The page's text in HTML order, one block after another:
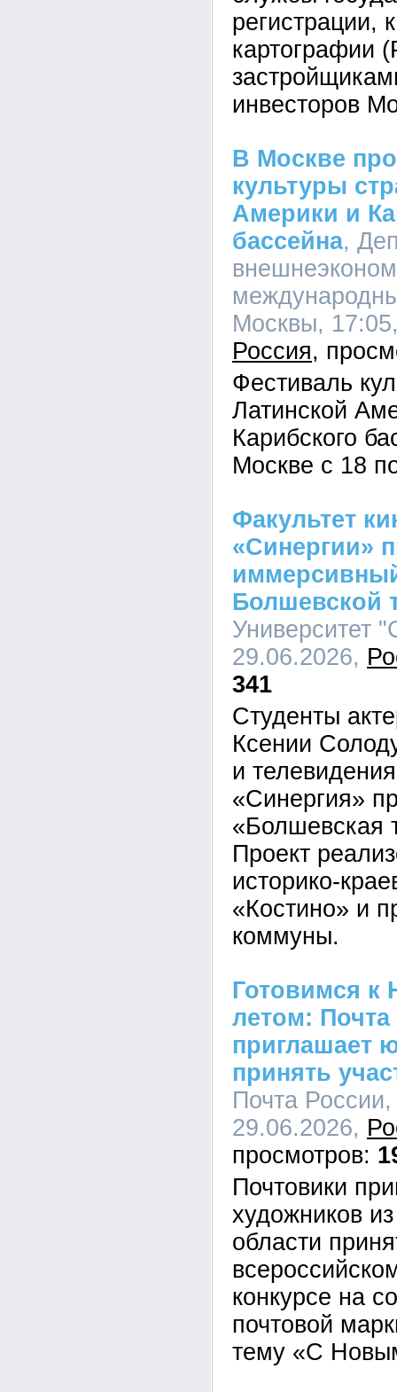
регистрации,
картографии
инвесторов
В Москве
культуры
Америки и
бассейна,
Москвы,
Россия
Фестиваль
Латинской
Карибского
Москве с 18
Факультет
«Синергии»
Болшевской
Университет
29.06.2026,
341
Студенты
Ксении
и
«Синергия»
«Болшевская
Проект
историко-
«Костино» и
коммуны.
Готовимся к
летом:
приглашает
принять
Почта
29.06.2026,
Почтовики
художников
области
конкурсе на
почтовой
тему «С